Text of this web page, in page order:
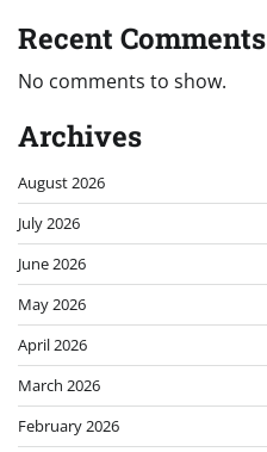
Recent Comments
No comments to show.
Archives
August 2026
July 2026
June 2026
May 2026
April 2026
March 2026
February 2026